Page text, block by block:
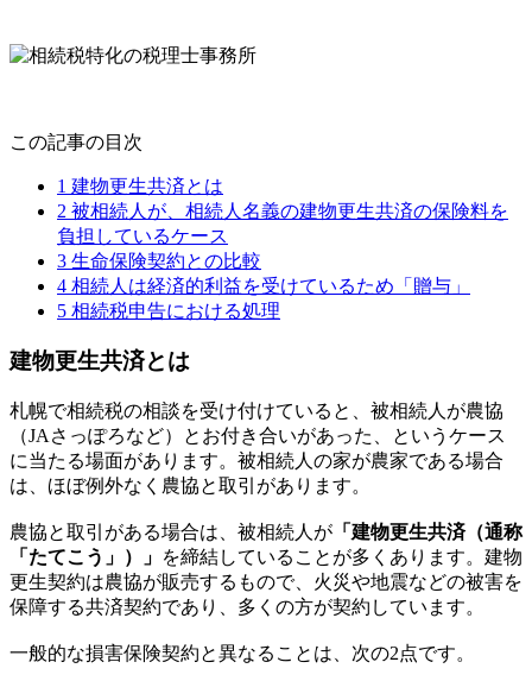
この記事の目次
1 建物更生共済とは
2 被相続人が、相続人名義の建物更生共済の保険料を
負担しているケース
3 生命保険契約との比較
4 相続人は経済的利益を受けているため「贈与」
5 相続税申告における処理
建物更生共済とは
札幌で相続税の相談を受け付けていると、被相続人が農協
（JAさっぽろなど）とお付き合いがあった、というケース
に当たる場面があります。被相続人の家が農家である場合
は、ほぼ例外なく農協と取引があります。
農協と取引がある場合は、被相続人が 「建物更生共済（通称
「たてこう」）」 を締結していることが多くあります。建物
更生契約は農協が販売するもので、火災や地震などの被害を
保障する共済契約であり、多くの方が契約しています。
一般的な損害保険契約と異なることは、次の2点です。